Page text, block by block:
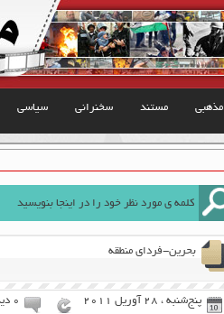
مذهبی مستند سخنرانی سیاسی
بحرین-فردای منطقه
پنج‌شنبه ، 28 آوریل 2011 ۰ دیدگاه